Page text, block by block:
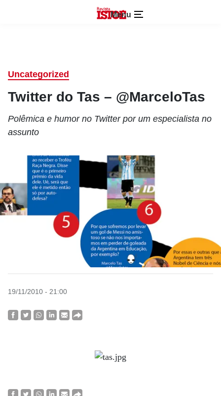
Menu
Uncategorized
Twitter do Tas – @MarceloTas
Polêmica e humor no Twitter por um especialista no
assunto
19/11/2010 - 21:00